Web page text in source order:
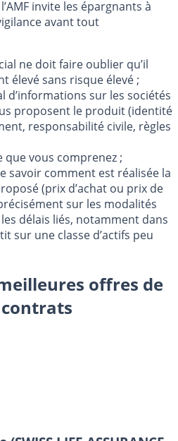
invite les épargnants à
avant tout
ne doit faire oublier qu’il
élevé sans risque élevé ;
d’informations sur les sociétés
proposent le produit (identité
responsabilité civile, règles
que vous comprenez ;
savoir comment est réalisée la
(prix d’achat ou prix de
sur les modalités
délais liés, notamment dans
sur une classe d’actifs peu
offres de